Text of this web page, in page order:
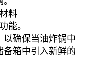
料
能。
确保当油炸锅中
备箱中引入新鲜的